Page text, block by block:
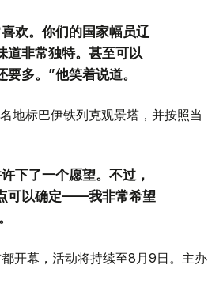
欢。你们的国家幅员辽
道非常独特。甚至可以
多。”他笑着说道。
地标巴伊铁列克观景塔，并按照当
下了一个愿望。不过，
可以确定——我非常希望
开幕，活动将持续至8月9日。主办